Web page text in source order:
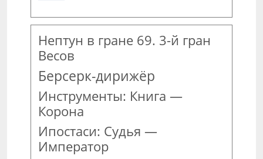
Нептун в гране 69. 3-й гран
Весов
Берсерк-дирижёр
Инструменты: Книга —
Корона
Ипостаси: Судья —
Император